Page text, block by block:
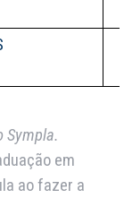
Sympla.
em
ao fazer a